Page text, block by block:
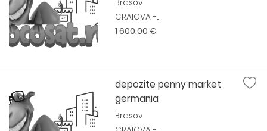
Brasov
CRAIOVA -...
1 600,00 €
depozite penny market
germania
Brasov